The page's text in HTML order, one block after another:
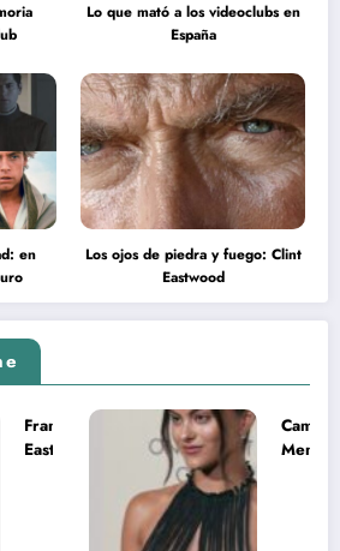
Lo que mató a los videoclubs en
España
en
Los ojos de piedra y fuego: Clint
Eastwood
Francesca
Eastwood y
Camila
Mendes